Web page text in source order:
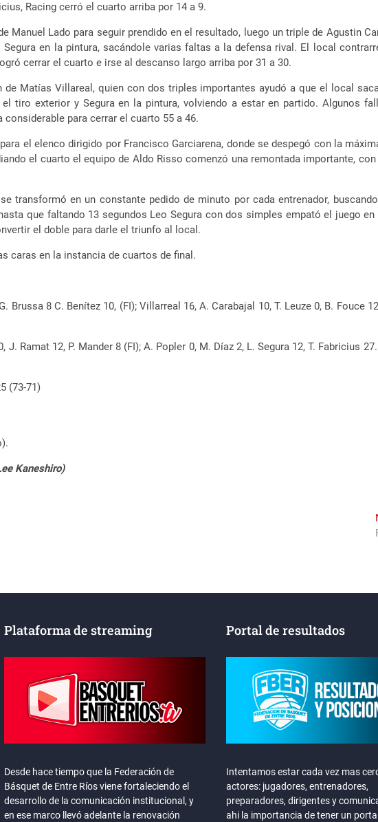
Racing cerró el cuarto arriba por 14 a 9.
Manuel Lado para seguir prendido en el resultado, luego un triple de Agustin
en la pintura, sacándole varias faltas a la defensa rival. El local
cerrar el cuarto e irse al descanso largo arriba por 31 a 30.
Matías Villareal, quien con dos triples importantes ayudó a que el local
tiro exterior y Segura en la pintura, volviendo a estar en partido. Algunos
para cerrar el cuarto 55 a 46.
el elenco dirigido por Francisco Garciarena, donde se despegó con la
el cuarto el equipo de Aldo Risso comenzó una remontada importante,
transformó en un constante pedido de minuto por cada entrenador,
que faltando 13 segundos Leo Segura con dos simples empató el juego
el doble para darle el triunfo al local.
caras en la instancia de cuartos de final.
Brussa 8 C. Benítez 10, (FI); Villarreal 16, A. Carabajal 10, T. Leuze 0, B. Fouce
J. Ramat 12, P. Mander 8 (FI); A. Popler 0, M. Díaz 2, L. Segura 12, T. Fabricius
(73-71)
Kaneshiro)
Plataforma de streaming
Desde hace tiempo que la Federación de
Básquet de Entre Ríos viene fortaleciendo el
desarrollo de la comunicación institucional, y
en ese marco llevó adelante la renovación
Portal de resultados
Intentamos estar cada vez mas
actores: jugadores, entrenadores,
preparadores, dirigentes y
ahi la importancia de tener un portal